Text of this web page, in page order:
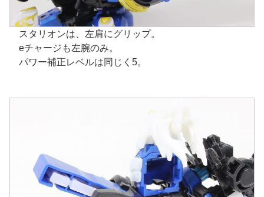
スタリオンは、左肩にグリップ。
eチャージも左腕のみ。
パワー補正レベルは同じく5。